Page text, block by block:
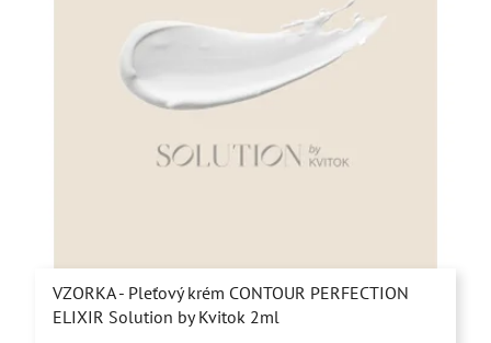
VZORKA - Pleťový krém CONTOUR PERFECTION
ELIXIR Solution by Kvitok 2ml